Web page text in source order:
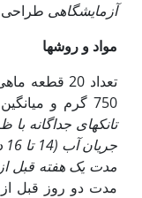
آزمایشگاهی
مواد و روشها
تعداد 20
750 گرم و میانگین طول 38 سانتی‏متر
جریان آب (14 تا 16 درجه سانتی‏گراد
مدت یک هفته قبل
مدت دو روز قبل